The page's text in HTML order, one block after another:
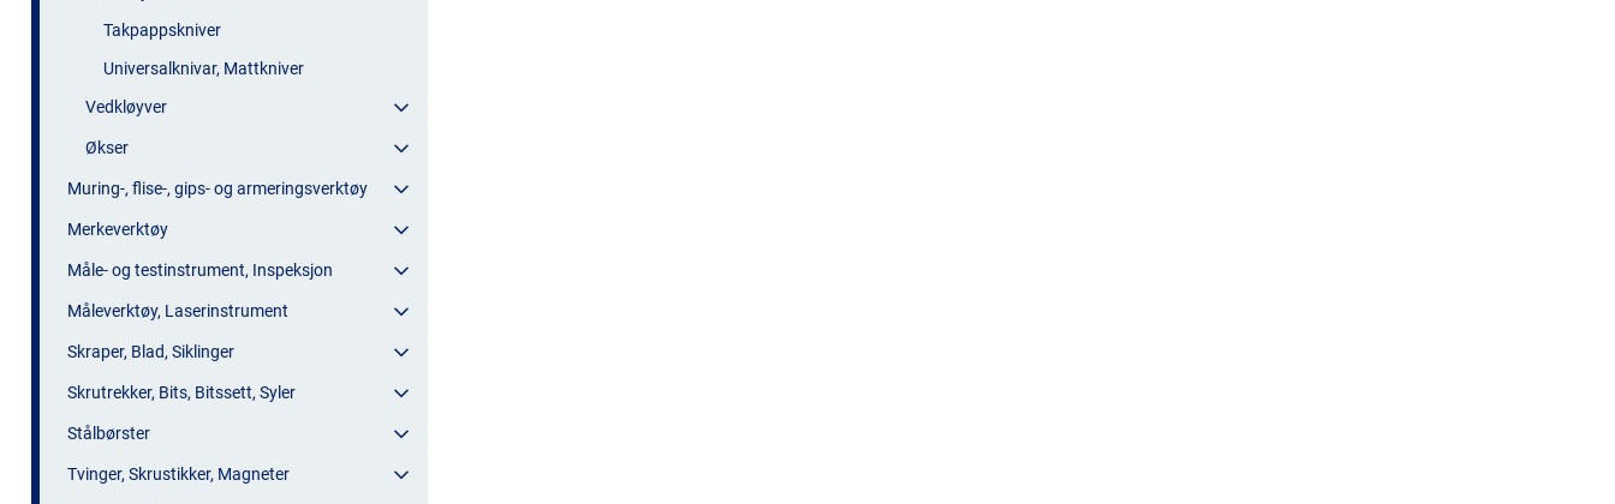
Takpappskniver
Universalknivar, Mattkniver
Vedkløyver
Økser
Muring-, flise-, gips- og armeringsverktøy
Merkeverktøy
Måle- og testinstrument, Inspeksjon
Måleverktøy, Laserinstrument
Skraper, Blad, Siklinger
Skrutrekker, Bits, Bitssett, Syler
Stålbørster
Tvinger, Skrustikker, Magneter